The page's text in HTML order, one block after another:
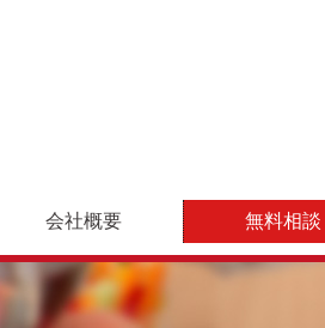
会社概要 無料相談